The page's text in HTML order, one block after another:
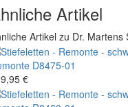
Artikel
Artikel zu Dr.
D8475-01
€